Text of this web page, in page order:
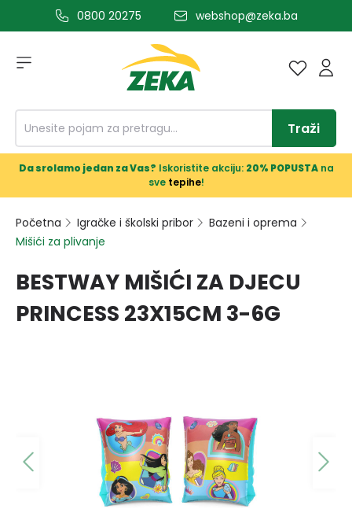
glavni sadržaj0800 20275 webshop@zeka.ba
Traži
Da srolamo jedan za Vas? Iskoristite akciju: 20% POPUSTAna
sve tepihe!
Početna Igračke i školski pribor
Bazeni i oprema
Mišići za plivanje
BESTWAY MIŠIĆI ZA DJECU
PRINCESS 23X15CM 3-6G